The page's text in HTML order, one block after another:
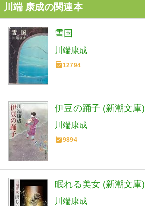
川端 康成の関連本
雪国
川端康成
12794
伊豆の踊子 (新潮文庫)
川端康成
9894
眠れる美女 (新潮文庫)
川端康成